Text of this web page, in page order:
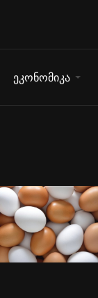
ეკონომიკა